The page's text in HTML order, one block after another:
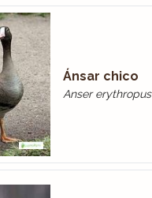
Ánsar chico
Anser erythropus